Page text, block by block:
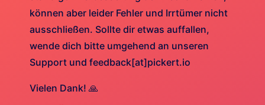
können aber leider Fehler und Irrtümer nicht
ausschließen. Sollte dir etwas auffallen,
wende dich bitte umgehend an unseren
Support und feedback[at]pickert.io
Vielen Dank! 🙏